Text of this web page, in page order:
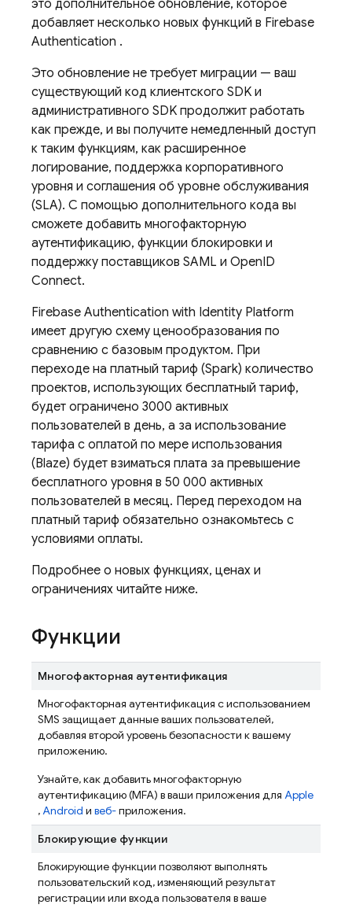
это дополнительное обновление, которое
добавляет несколько новых функций в Firebase
Authentication .
Это обновление не требует миграции — ваш
существующий код клиентского SDK и
административного SDK продолжит работать
как прежде, и вы получите немедленный доступ
к таким функциям, как расширенное
логирование, поддержка корпоративного
уровня и соглашения об уровне обслуживания
(SLA). С помощью дополнительного кода вы
сможете добавить многофакторную
аутентификацию, функции блокировки и
поддержку поставщиков SAML и OpenID
Connect.
Firebase Authentication with Identity Platform
имеет другую схему ценообразования по
сравнению с базовым продуктом. При
переходе на платный тариф (Spark) количество
проектов, использующих бесплатный тариф,
будет ограничено 3000 активных
пользователей в день, а за использование
тарифа с оплатой по мере использования
(Blaze) будет взиматься плата за превышение
бесплатного уровня в 50 000 активных
пользователей в месяц. Перед переходом на
платный тариф обязательно ознакомьтесь с
условиями оплаты.
Подробнее о новых функциях, ценах и
ограничениях читайте ниже.
Функции
Многофакторная аутентификация
Многофакторная аутентификация с использованием
SMS защищает данные ваших пользователей,
добавляя второй уровень безопасности к вашему
приложению.
Узнайте, как добавить многофакторную
аутентификацию (MFA) в ваши приложения для Apple
,Android и веб-приложения.
Блокирующие функции
Блокирующие функции позволяют выполнять
пользовательский код, изменяющий результат
регистрации или входа пользователя в ваше